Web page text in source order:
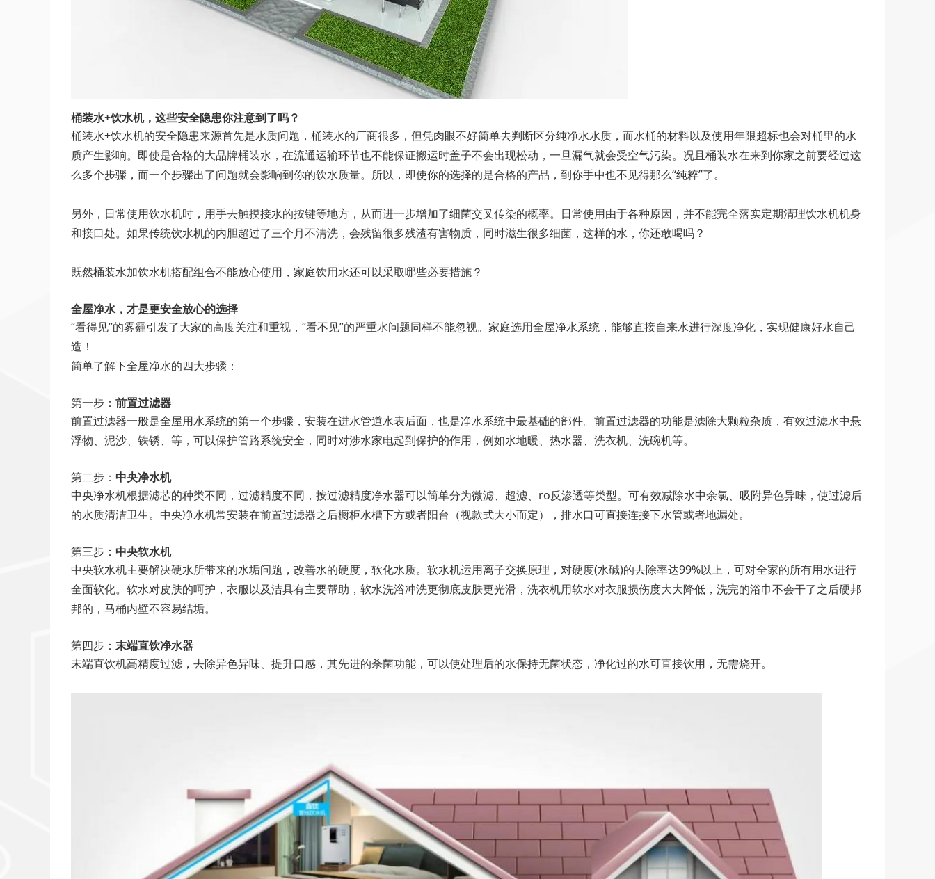
桶装水+饮水机，这些安全隐患你注意到了吗？
桶装水+饮水机的安全隐患来源首先是水质问题，桶装水的厂商很多，但凭肉眼不好简单去判断区分纯净水水质，而水桶的材料以及使用年限超标也会对桶里的水
质产生影响。即使是合格的大品牌桶装水，在流通运输环节也不能保证搬运时盖子不会出现松动，一旦漏气就会受空气污染。况且桶装水在来到你家之前要经过这
么多个步骤，而一个步骤出了问题就会影响到你的饮水质量。所以，即使你的选择的是合格的产品，到你手中也不见得那么“纯粹”了。
另外，日常使用饮水机时，用手去触摸接水的按键等地方，从而进一步增加了细菌交叉传染的概率。日常使用由于各种原因，并不能完全落实定期清理饮水机机身
和接口处。如果传统饮水机的内胆超过了三个月不清洗，会残留很多残渣有害物质，同时滋生很多细菌，这样的水，你还敢喝吗？
既然桶装水加饮水机搭配组合不能放心使用，家庭饮用水还可以采取哪些必要措施？
全屋净水，才是更安全放心的选择
“看得见”的雾霾引发了大家的高度关注和重视，“看不见”的严重水问题同样不能忽视。家庭选用全屋净水系统，能够直接自来水进行深度净化，实现健康好水自己
造！
简单了解下全屋净水的四大步骤：
第一步： 前置过滤器
前置过滤器一般是全屋用水系统的第一个步骤，安装在进水管道水表后面，也是净水系统中最基础的部件。前置过滤器的功能是滤除大颗粒杂质，有效过滤水中悬
浮物、泥沙、铁锈、等，可以保护管路系统安全，同时对涉水家电起到保护的作用，例如水地暖、热水器、洗衣机、洗碗机等。
第二步： 中央净水机
中央净水机根据滤芯的种类不同，过滤精度不同，按过滤精度净水器可以简单分为微滤、超滤、ro反渗透等类型。可有效减除水中余氯、吸附异色异味，使过滤后
的水质清洁卫生。中央净水机常安装在前置过滤器之后橱柜水槽下方或者阳台（视款式大小而定），排水口可直接连接下水管或者地漏处。
第三步： 中央软水机
中央软水机主要解决硬水所带来的水垢问题，改善水的硬度，软化水质。软水机运用离子交换原理，对硬度(水碱)的去除率达99%以上，可对全家的所有用水进行
全面软化。软水对皮肤的呵护，衣服以及洁具有主要帮助，软水洗浴冲洗更彻底皮肤更光滑，洗衣机用软水对衣服损伤度大大降低，洗完的浴巾不会干了之后硬邦
邦的，马桶内壁不容易结垢。
第四步： 末端直饮净水器
末端直饮机高精度过滤，去除异色异味、提升口感，其先进的杀菌功能，可以使处理后的水保持无菌状态，净化过的水可直接饮用，无需烧开。